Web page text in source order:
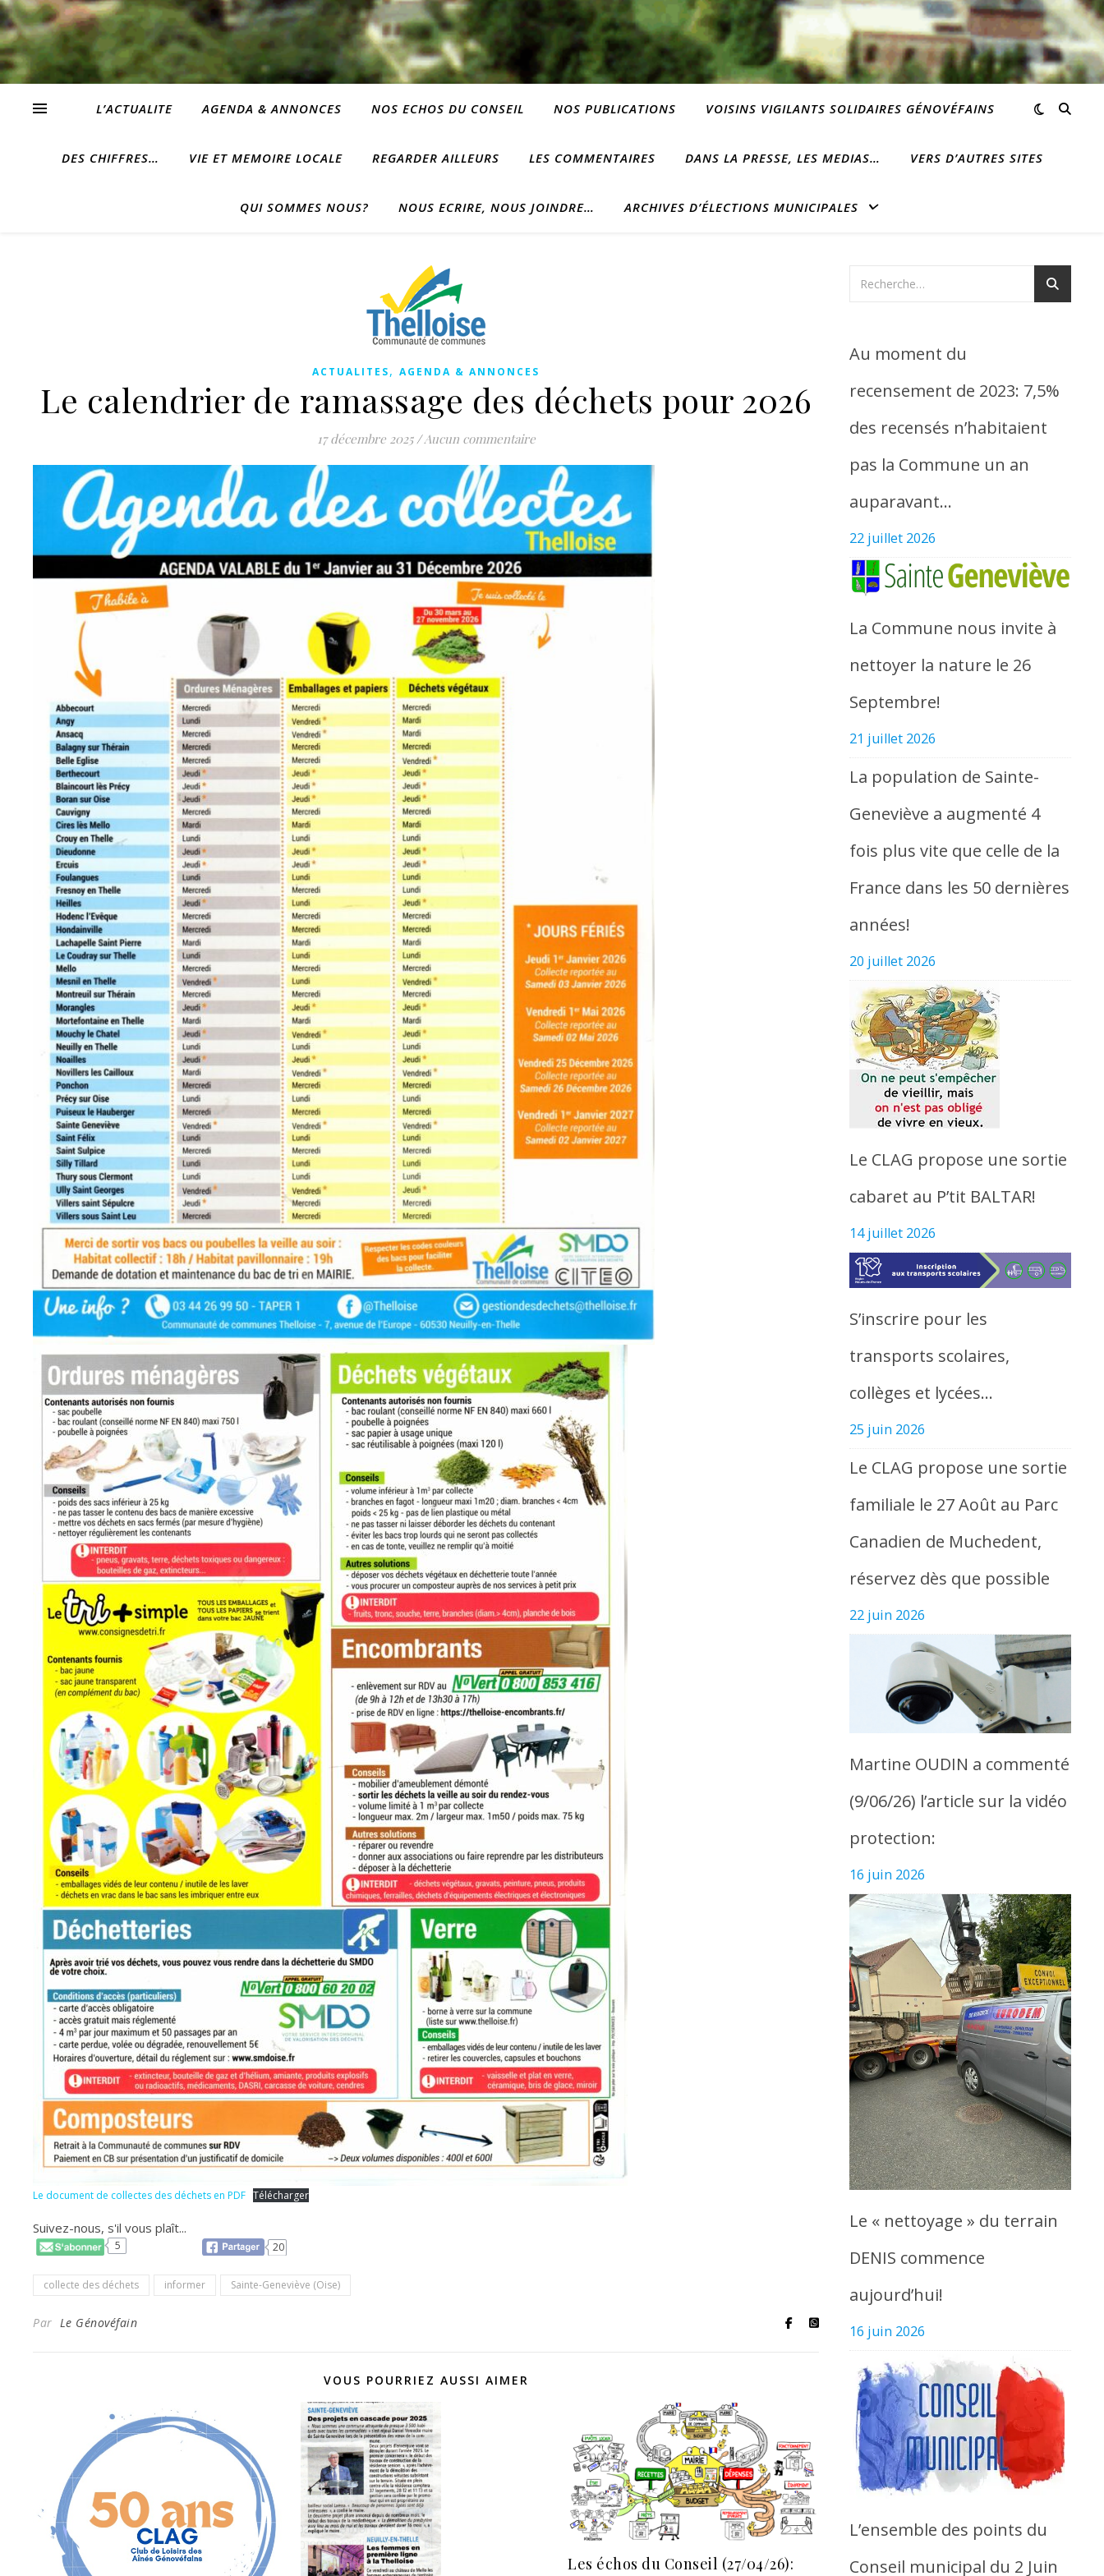
L’ACTUALITE AGENDA & ANNONCES NOS ECHOS DU CONSEIL NOS PUBLICATIONS VOISINS VIGILANTS SOLIDAIRES GÉNOVÉFAINS
DES CHIFFRES… VIE ET MEMOIRE LOCALE REGARDER AILLEURS LES COMMENTAIRES DANS LA PRESSE, LES MEDIAS… VERS D’AUTRES SITES
QUI SOMMES NOUS? NOUS ECRIRE, NOUS JOINDRE… ARCHIVES D’ÉLECTIONS MUNICIPALES
ACTUALITES, AGENDA & ANNONCES
Le calendrier de ramassage des déchets pour 2026
17 décembre 2025 /Aucun commentaire
Le document de collectes des déchets en PDF Télécharger
Suivez-nous, s'il vous plaît...
5 20
collecte des déchets informer Sainte-Geneviève (Oise)
Par Le Génovéfain
VOUS POURRIEZ AUSSI AIMER
Les échos du Conseil (27/04/26):
Au moment du
recensement de 2023: 7,5%
des recensés n’habitaient
pas la Commune un an
auparavant…
22 juillet 2026
La Commune nous invite à
nettoyer la nature le 26
Septembre!
21 juillet 2026
La population de Sainte-
Geneviève a augmenté 4
fois plus vite que celle de la
France dans les 50 dernières
années!
20 juillet 2026
Le CLAG propose une sortie
cabaret au P’tit BALTAR!
14 juillet 2026
S’inscrire pour les
transports scolaires,
collèges et lycées…
25 juin 2026
Le CLAG propose une sortie
familiale le 27 Août au Parc
Canadien de Muchedent,
réservez dès que possible
22 juin 2026
Martine OUDIN a commenté
(9/06/26) l’article sur la vidéo
protection:
16 juin 2026
Le « nettoyage » du terrain
DENIS commence
aujourd’hui!
16 juin 2026
L’ensemble des points du
Conseil municipal du 2 Juin